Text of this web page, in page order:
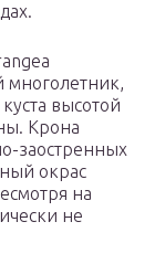
многолетник,
высотой
Крона
заостренных
окрас
на
не